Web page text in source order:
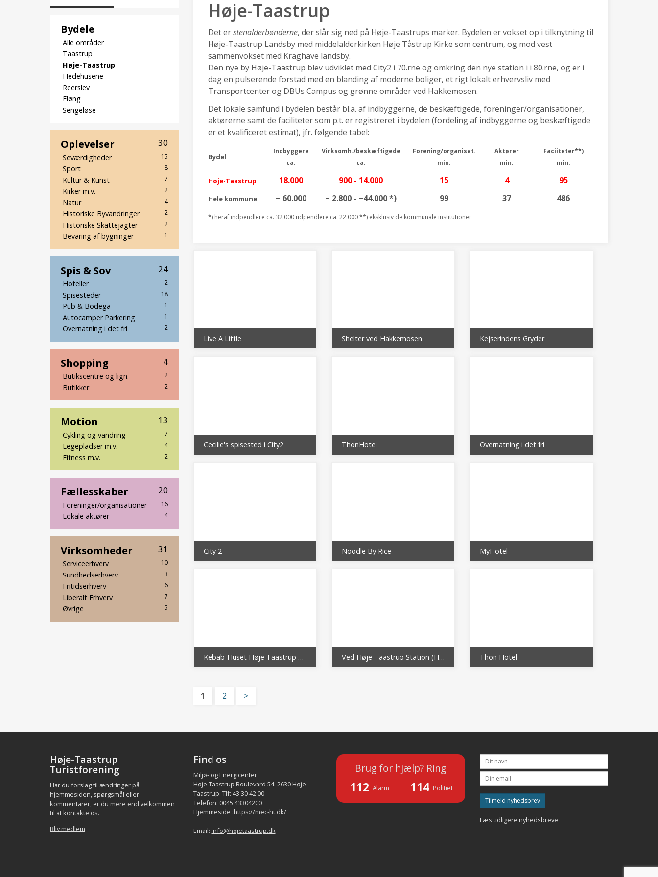
Bydele
Alle områder
Taastrup
Høje-Taastrup
Hedehusene
Reerslev
Fløng
Sengeløse
30
Oplevelser
15
Seværdigheder
8
Sport
7
Kultur & Kunst
2
Kirker m.v.
4
Natur
2
Historiske Byvandringer
2
Historiske Skattejagter
1
Bevaring af bygninger
24
Spis & Sov
2
Hoteller
18
Spisesteder
1
Pub & Bodega
1
Autocamper Parkering
2
Overnatning i det fri
4
Shopping
2
Butikscentre og lign.
2
Butikker
13
Motion
7
Cykling og vandring
4
Legepladser m.v.
2
Fitness m.v.
20
Fællesskaber
16
Foreninger/organisationer
4
Lokale aktører
31
Virksomheder
10
Serviceerhverv
3
Sundhedserhverv
6
Fritidserhverv
7
Liberalt Erhverv
5
Øvrige
Høje-Taastrup
Det erstenalderbønderne, der slår sig ned på Høje-Taastrups marker. Bydelen er vokset op i tilknytning til
Høje-Taastrup Landsby med middelalderkirken Høje Tåstrup Kirke som centrum, og mod vest
sammenvokset med Kraghave landsby.
Den nye by Høje-Taastrup blev udviklet med City2 i 70.rne og omkring den nye station i i 80.rne, og er i
dag en pulserende forstad med en blanding af moderne boliger, et rigt lokalt erhvervsliv med
Transportcenter og DBUs Campus og grønne områder ved Hakkemosen.
Det lokale samfund i bydelen består bl.a. af indbyggerne, de beskæftigede, foreninger/organisationer,
aktørerne samt de faciliteter som p.t. er registreret i bydelen (fordeling af indbyggerne og beskæftigede
er et kvalificeret estimat), jfr. følgende tabel:
Bydel
Indbyggere
ca.
Virksomh./beskæftigede
ca.
Forening/organisat.
min.
Aktører
min.
Faciiteter**)
min.
Høje-Taastrup 18.000 900 - 14.000 15 4 95
Hele kommune ~ 60.000 ~ 2.800 - ~44.000 *) 99 37 486
*) heraf indpendlere ca. 32.000 udpendlere ca. 22.000 **) eksklusiv de kommunale institutioner
Live A Little Shelter ved Hakkemosen Kejserindens Gryder
Cecilie's spisested i City2 ThonHotel Overnatning i det fri
City 2 Noodle By Rice MyHotel
Kebab-Huset Høje Taastrup og Bygens Bagle Ved Høje Taastrup Station (Handicaphuset ) Thon Hotel
1 2 >
Høje-Taastrup
Turistforening
Har du forslag til ændringer på
hjemmesiden, spørgsmål eller
kommentarer, er du mere end velkommen
til at kontakte os.
Bliv medlem
Find os
Miljø- og Energicenter
Høje Taastrup Boulevard 54. 2630 Høje
Taastrup. Tlf: 43 30 42 00
Telefon: 0045 43304200
Hjemmeside :https://mec-ht.dk/
Email: info@hojetaastrup.dk
Brug for hjælp? Ring
112 Alarm 114 Politiet
Tilmeld nyhedsbrev
Læs tidligere nyhedsbreve